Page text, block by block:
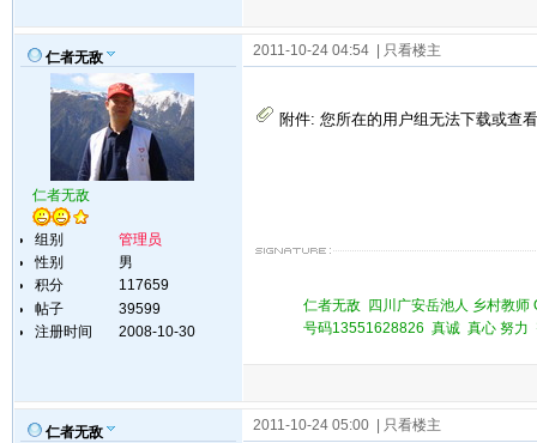
仁者无敌
仁者无敌
组别
管理员
性别
男
积分
117659
帖子
39599
注册时间
2008-10-30
2011-10-24 04:54 | 只看楼主
附件: 您所在的用户组无法下载或查
仁者无敌 四川广安岳池人 乡村教
号码13551628826 真诚 真心 努
仁者无敌 2011-10-24 05:00 | 只看楼主